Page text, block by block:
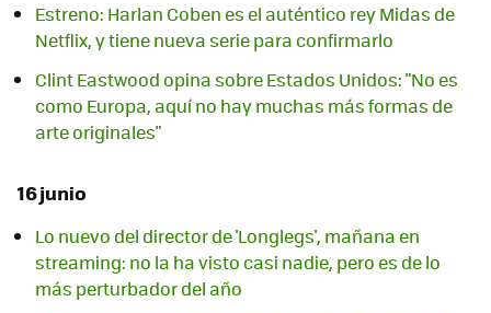
Estreno: Harlan Coben es el auténtico rey Midas de
Netflix, y tiene nueva serie para confirmarlo
Clint Eastwood opina sobre Estados Unidos: "No es
como Europa, aquí no hay muchas más formas de
arte originales"
16 junio
Lo nuevo del director de 'Longlegs', mañana en
streaming: no la ha visto casi nadie, pero es de lo
más perturbador del año